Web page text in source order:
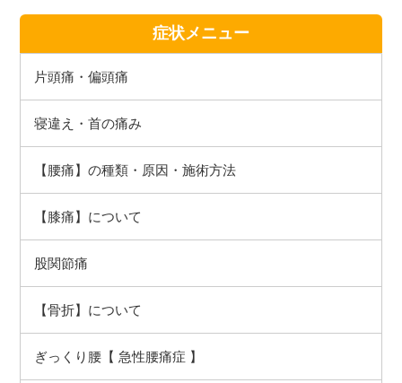
症状メニュー
片頭痛・偏頭痛
寝違え・首の痛み
【腰痛】の種類・原因・施術方法
【膝痛】について
股関節痛
【骨折】について
ぎっくり腰【 急性腰痛症 】